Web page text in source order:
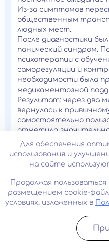
Из-за симптомов
общественным
людных мест.
После диагностики
панический синдром.
психотерапии с
саморегуляции и
необходимости была
медикаментозной
Результат: через два
вернулась к
самостоятельно
отметила
тревоги.
выгорание и
Обратился на прием с
усталость,
интереса к
постепенно
Записатьcя
Для обеспечения
использования и
на сайте
Продолжая
размещением cookie-
условиях, изложенных в